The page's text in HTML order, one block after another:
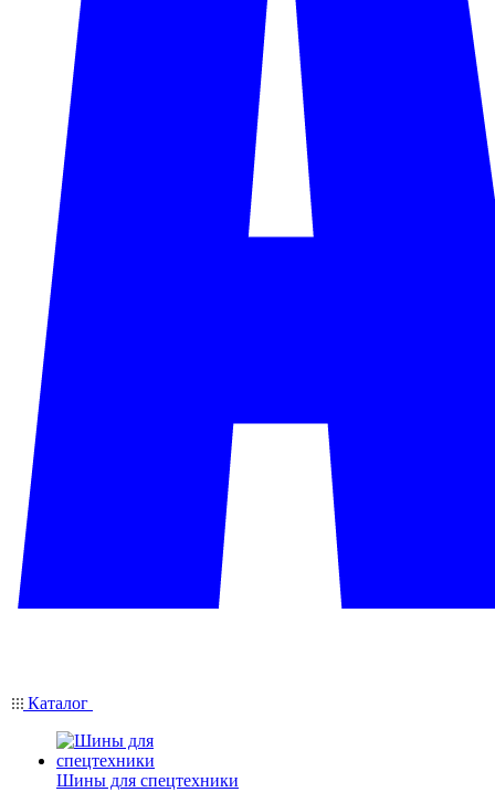
Каталог
Шины для спецтехники